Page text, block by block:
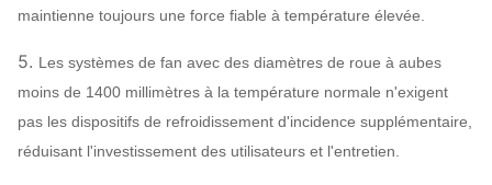
SÈCHE, SKF, NSK,
maintienne toujours une force fiable à température élevée.
5. Les systèmes de fan avec des diamètres de roue à aubes
moins de 1400 millimètres à la température normale n'exigent
pas les dispositifs de refroidissement d'incidence supplémentaire,
réduisant l'investissement des utilisateurs et l'entretien.